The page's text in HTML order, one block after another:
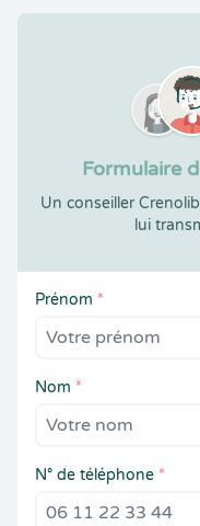
Formulaire
Un conseiller
lui
Prénom *
Nom *
N° de téléphone *